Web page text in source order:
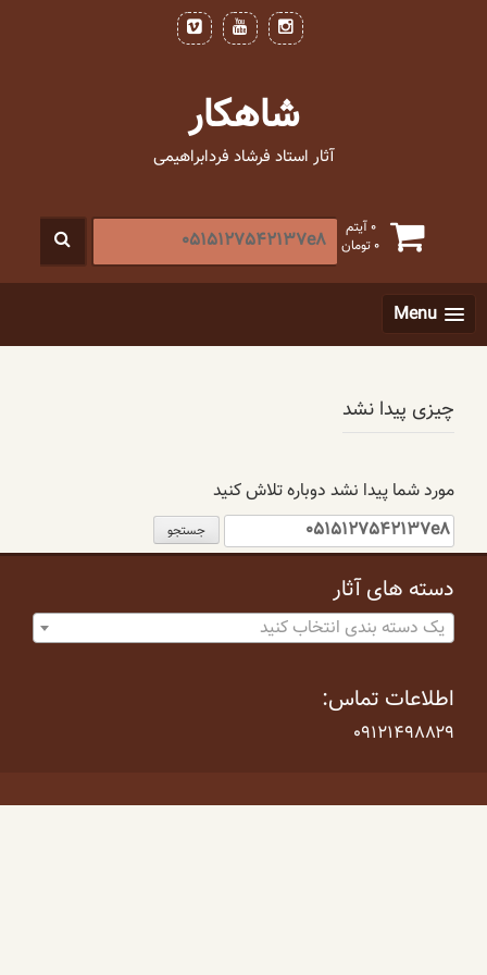
شاهکار
آثار استاد فرشاد فردابراهیمی
0 آیتم
0تومان
جستجو
برای
Menu
چیزی پیدا نشد
مورد شما پیدا نشد دوباره تلاش کنید
جستجو
برای:
دسته های آثار
یک دسته بندی انتخاب کنید
اطلاعات تماس:
۰۹۱۲۱۴۹۸۸۲۹